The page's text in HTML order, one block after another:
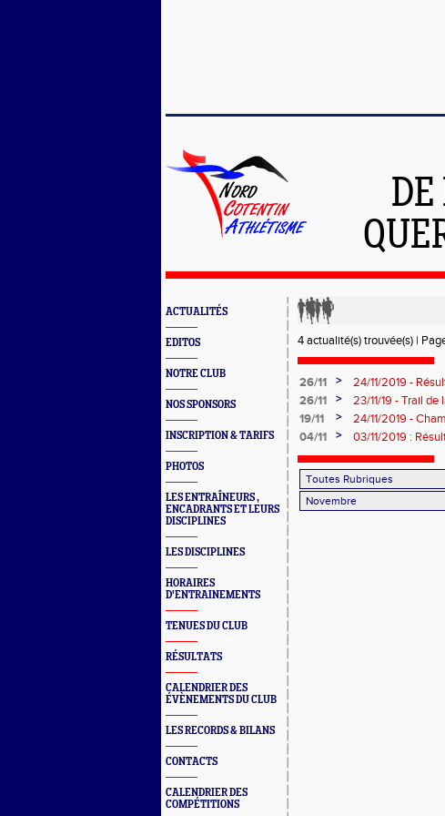
ACTUALITÉS
EDITOS
NOTRE CLUB
NOS SPONSORS
INSCRIPTION & TARIFS
PHOTOS
LES ENTRAÎNEURS ,
ENCADRANTS ET LEURS
DISCIPLINES
LES DISCIPLINES
HORAIRES
D'ENTRAINEMENTS
TENUES DU CLUB
RÉSULTATS
CALENDRIER DES
ÉVÈNEMENTS DU CLUB
LES RECORDS & BILANS
CONTACTS
CALENDRIER DES
COMPÉTITIONS
4 actualité(s) trouvée(s) |
26/11 >
24/11/2019 -
Court à
26/11 >
23/11/19 - Trail
19/11
>
24/11/2019 -
Séniors /Masters
04/11 > 03/11/2019 :